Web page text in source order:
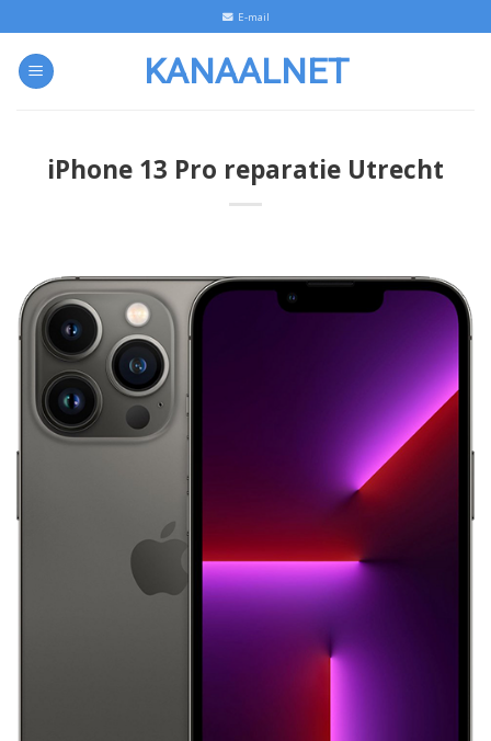
to
content
E-mail
KANAALNET
iPhone 13 Pro reparatie Utrecht